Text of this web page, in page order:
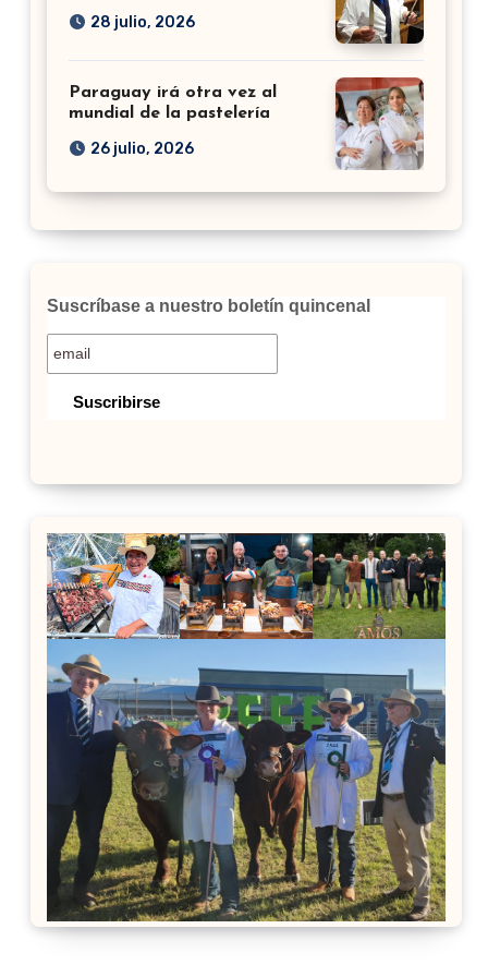
28 julio, 2026
Paraguay irá otra vez al
mundial de la pastelería
26 julio, 2026
Suscríbase a nuestro boletín quincenal